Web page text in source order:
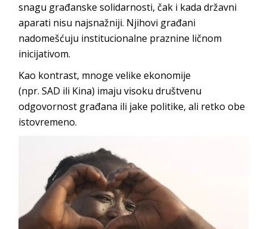
snagu građanske solidarnosti, čak i kada državni
aparati nisu najsnažniji. Njihovi građani
nadomešćuju institucionalne praznine ličnom
inicijativom.
Kao kontrast, mnoge velike ekonomije
(npr.SAD ili Kina) imaju visoku društvenu
odgovornost građana ili jake politike, ali retko obe
istovremeno.